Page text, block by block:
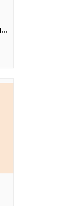
Львівський драматичний театр ім. Лесі Українки